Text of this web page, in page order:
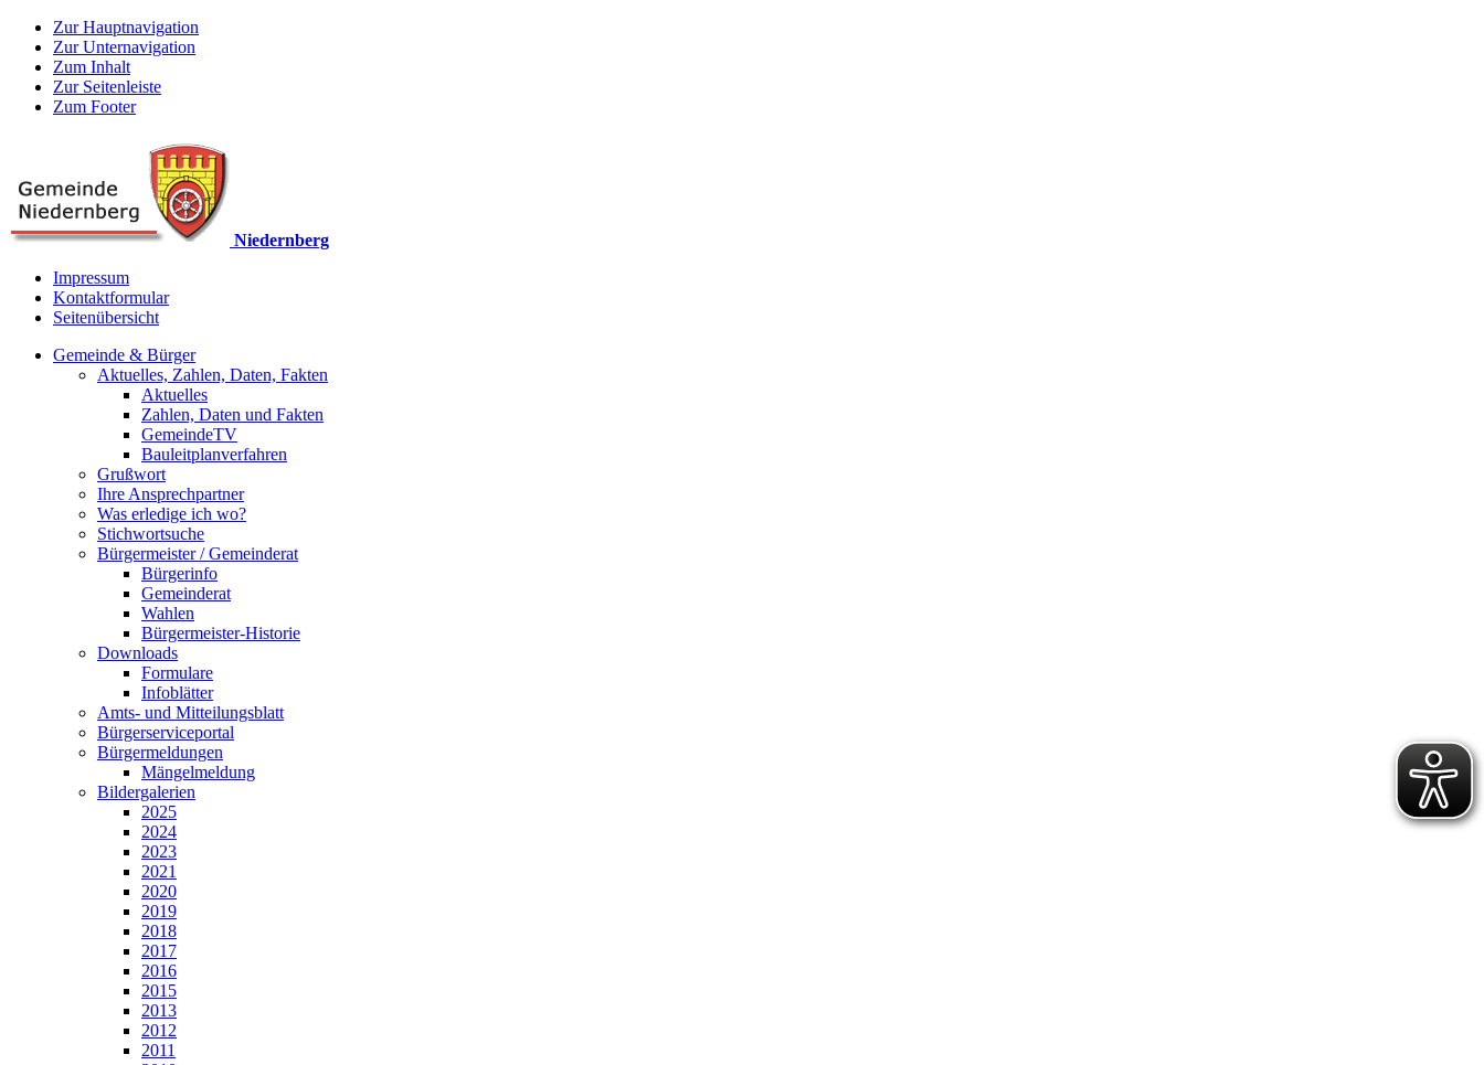
Zur Hauptnavigation
Zur Unternavigation
Zum Inhalt
Zur Seitenleiste
Zum Footer
Niedernberg
Impressum
Kontaktformular
Seitenübersicht
Gemeinde & Bürger
Aktuelles, Zahlen, Daten, Fakten
Aktuelles
Zahlen, Daten und Fakten
GemeindeTV
Bauleitplanverfahren
Grußwort
Ihre Ansprechpartner
Was erledige ich wo?
Stichwortsuche
Bürgermeister / Gemeinderat
Bürgerinfo
Gemeinderat
Wahlen
Bürgermeister-Historie
Downloads
Formulare
Infoblätter
Amts- und Mitteilungsblatt
Bürgerserviceportal
Bürgermeldungen
Mängelmeldung
Bildergalerien
2025
2024
2023
2021
2020
2019
2018
2017
2016
2015
2013
2012
2011